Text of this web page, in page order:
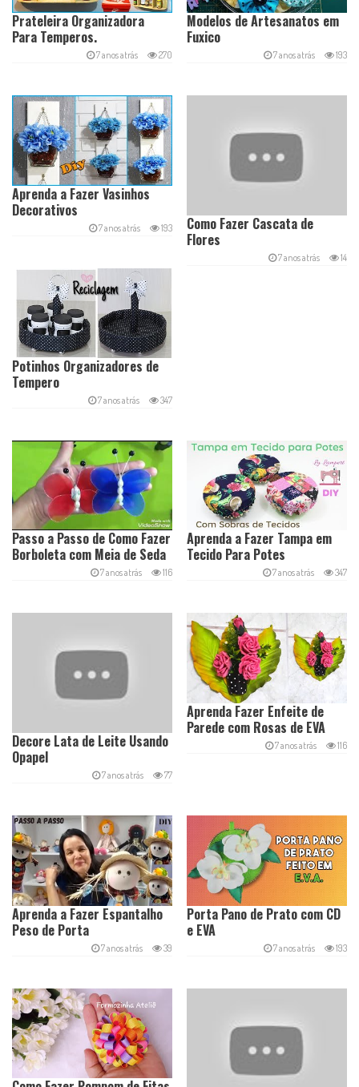
Modelos de Artesanatos em
Fuxico
7 anos atrás 193
Prateleira Organizadora
Para Temperos.
7 anos atrás 270
Como Fazer Cascata de
Flores
7 anos atrás 14
Aprenda a Fazer Vasinhos
Decorativos
7 anos atrás 193
Potinhos Organizadores de
Tempero
7 anos atrás 347
Aprenda a Fazer Tampa em
Tecido Para Potes
7 anos atrás 347
Passo a Passo de Como Fazer
Borboleta com Meia de Seda
7 anos atrás 116
Aprenda Fazer Enfeite de
Parede com Rosas de EVA
7 anos atrás 116
Decore Lata de Leite Usando
Opapel
7 anos atrás 77
Porta Pano de Prato com CD
e EVA
7 anos atrás 193
Aprenda a Fazer Espantalho
Peso de Porta
7 anos atrás 39